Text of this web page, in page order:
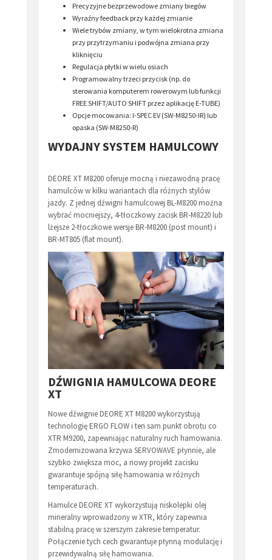
Precyzyjne bezprzewodowe zmiany biegów
Wyraźny feedback przy każdej zmianie
Wiele trybów zmiany, w tym wielokrotna zmiana
przy przytrzymaniu i podwójna zmiana przy
kliknięciu
Regulacja płytki w wielu osiach
Programowalny trzeci przycisk (np. do
sterowania komputerem rowerowym lub funkcji
FREE SHIFT/AUTO SHIFT przez aplikację E-TUBE)
Opcje mocowania: I-SPEC EV (SW-M8250-IR) lub
opaska (SW-M8250-R)
WYDAJNY SYSTEM HAMULCOWY
DEORE XT M8200 oferuje mocną i niezawodną pracę
hamulców w kilku wariantach dla różnych stylów
jazdy. Z jednej dźwigni hamulcowej BL-M8200 można
wybrać mocniejszy, 4-tłoczkowy zacisk BR-M8220 lub
lżejsze 2-tłoczkowe wersje BR-M8200 (post mount) i
BR-MT805 (flat mount).
DŹWIGNIA HAMULCOWA DEORE
XT
Nowe dźwignie DEORE XT M8200 wykorzystują
technologię ERGO FLOW i ten sam punkt obrotu co
XTR M9200, zapewniając naturalny ruch hamowania.
Zmodernizowana krzywa SERVOWAVE płynnie, ale
szybko zwiększa moc, a nowy projekt zacisku
gwarantuje spójną siłę hamowania w różnych
temperaturach.
Hamulce DEORE XT wykorzystują niskolepki olej
mineralny wprowadzony w XTR, który zapewnia
stabilną pracę w szerszym zakresie temperatur.
Połączenie tych cech gwarantuje płynną modulację i
przewidywalną siłę hamowania.